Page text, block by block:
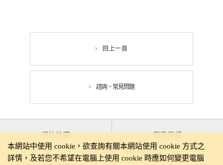
回上一頁
諮詢・常見問題
網站地圖 個資保護
本網站中使用 cookie，欲查詢有關本網站使用 cookie 方式之
詳情，及若您不希望在電腦上使用 cookie 時應如何變更電腦